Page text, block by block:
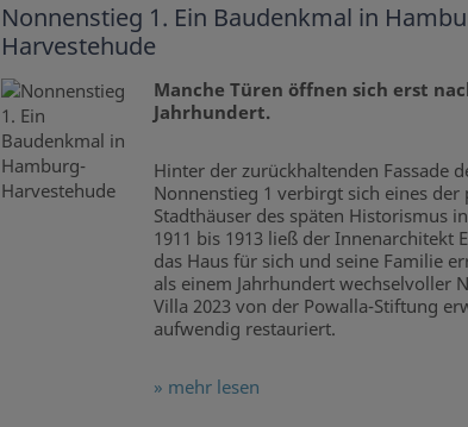
Nonnenstieg 1. Ein Baudenkmal in
Harvestehude
Manche Türen öffnen sich erst
Jahrhundert.
Hinter der zurückhaltenden Fassade
Nonnenstieg 1 verbirgt sich eines der
Stadthäuser des späten Historismus
1911 bis 1913 ließ der Innenarchitekt
das Haus für sich und seine Familie
als einem Jahrhundert wechselvoller
Villa 2023 von der Powalla-Stiftung
aufwendig restauriert.
» mehr lesen